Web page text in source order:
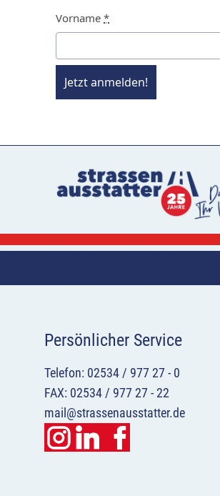
Vorname *
Jetzt anmelden!
Persönlicher Service
Telefon: 02534 / 977 27 - 0
FAX: 02534 / 977 27 - 22
mail@strassenausstatter.de